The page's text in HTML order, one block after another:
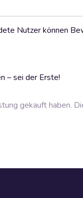
– sei der Erste!
Nutzer können
gekauft haben.